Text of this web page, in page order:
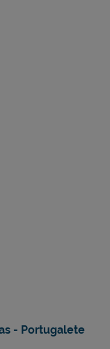
- Portugalete